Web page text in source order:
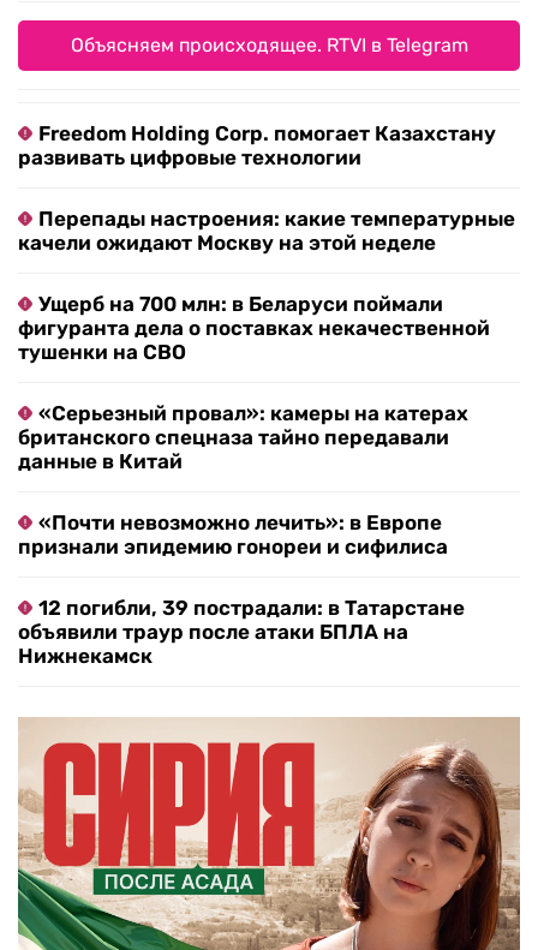
Объясняем происходящее. RTVI в Telegram
Freedom Holding Corp. помогает Казахстану
развивать цифровые технологии
Перепады настроения: какие температурные
качели ожидают Москву на этой неделе
Ущерб на 700 млн: в Беларуси поймали
фигуранта дела о поставках некачественной
тушенки на СВО
«Серьезный провал»: камеры на катерах
британского спецназа тайно передавали
данные в Китай
«Почти невозможно лечить»: в Европе
признали эпидемию гонореи и сифилиса
12 погибли, 39 пострадали: в Татарстане
объявили траур после атаки БПЛА на
Нижнекамск